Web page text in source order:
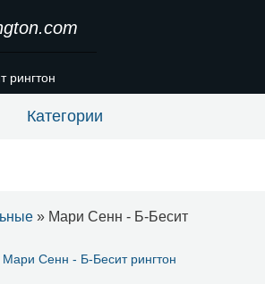
рингтон
Категории
» Мари Сенн - Б-Бесит
Мари Сенн - Б-Бесит рингтон